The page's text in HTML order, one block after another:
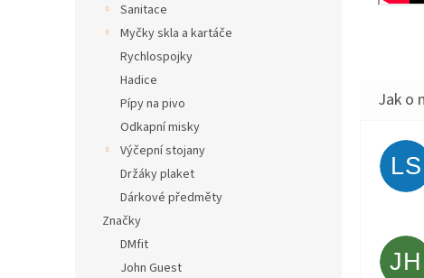
Sanitace
Myčky skla a kartáče
Rychlospojky
Hadice
Pípy na pivo
Odkapní misky
Výčepní stojany
Držáky plaket
Dárkové předměty
Značky
DMfit
John Guest
LS
JH